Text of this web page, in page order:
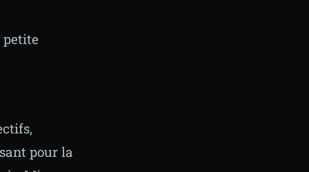
petite
pour la